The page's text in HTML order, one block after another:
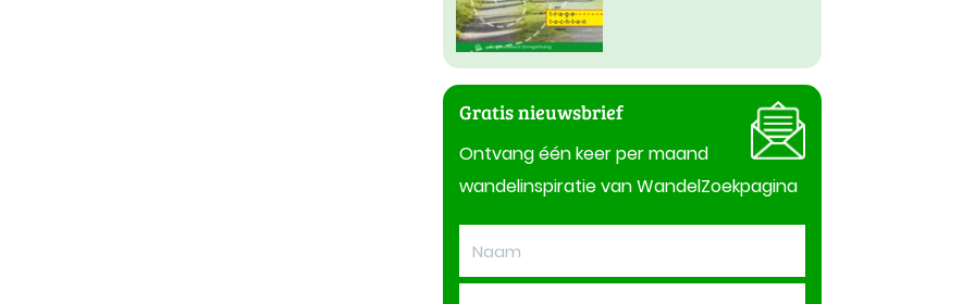
Gratis nieuwsbrief
Ontvang één keer per maand
wandelinspiratie van WandelZoekpagina